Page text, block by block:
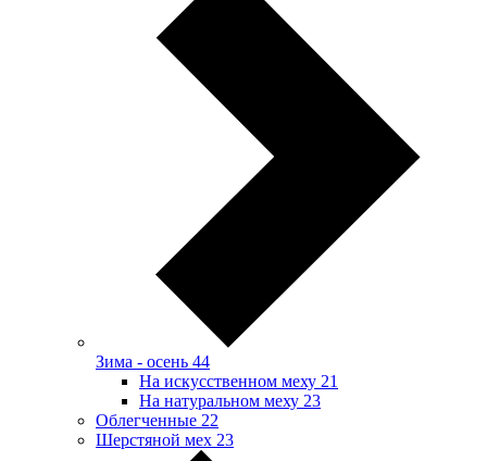
Зима - осень 44
На искусственном меху 21
На натуральном меху 23
Облегченные 22
Шерстяной мех 23